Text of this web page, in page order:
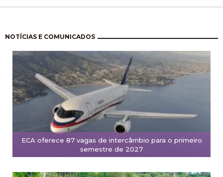
NOTÍCIAS E COMUNICADOS
ECA oferece 87 vagas de intercâmbio para o primeiro
semestre de 2027
Pagination